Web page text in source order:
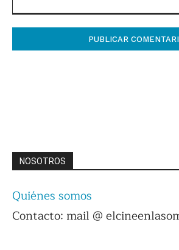
Comentario:
NOSOTROS
Quiénes somos
Contacto: mail @